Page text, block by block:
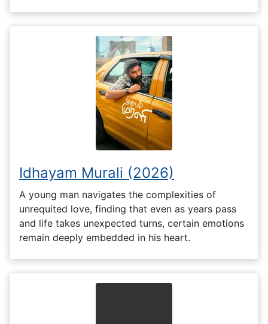
Idhayam Murali (2026)
A young man navigates the complexities of
unrequited love, finding that even as years pass
and life takes unexpected turns, certain emotions
remain deeply embedded in his heart.